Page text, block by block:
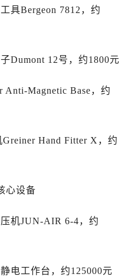
云南省昆明市盘龙区北京路928号同德昆明广场写字楼10层06室劳力士售后服务中心（需提前预约）
具Bergeon 7812，约
Dumont 12号，约1800元
Anti-Magnetic Base，约
Greiner Hand Fitter X，约
心设备
机JUN-AIR 6-4，约
电工作台，约125000元